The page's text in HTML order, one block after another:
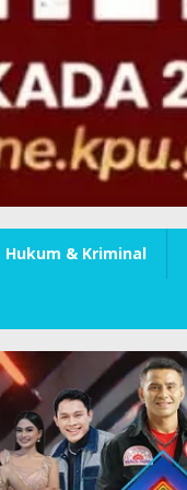
Hukum & Kriminal